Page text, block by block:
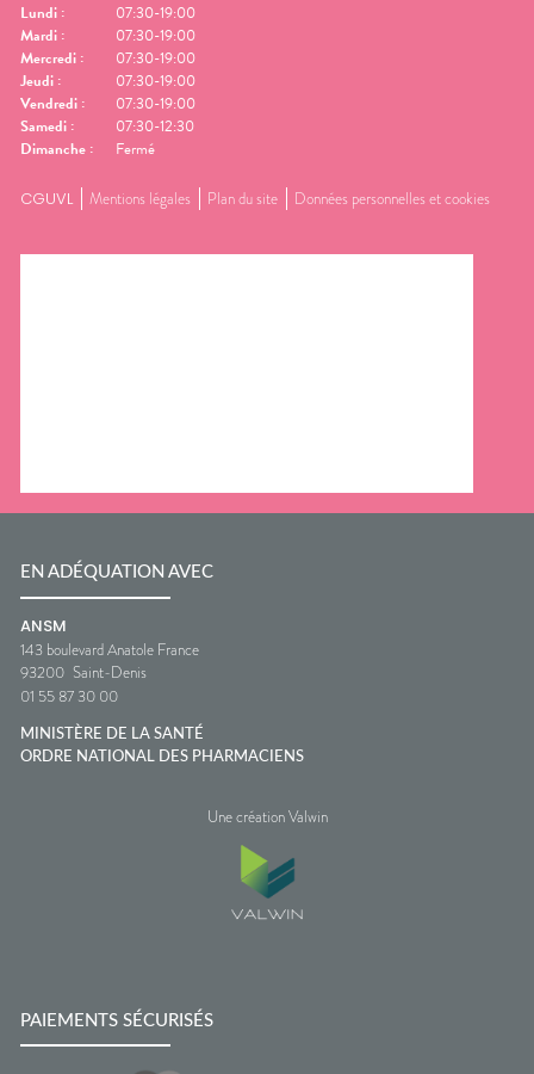
Lundi :
07:30-19:00
Mardi :
07:30-19:00
Mercredi :
07:30-19:00
Jeudi :
07:30-19:00
Vendredi :
07:30-19:00
Samedi :
07:30-12:30
Dimanche : Fermé
CGUVL Mentions légales Plan du site Données personnelles et cookies
EN ADÉQUATION AVEC
ANSM
143 boulevard Anatole France
93200 Saint-Denis
01 55 87 30 00
MINISTÈRE DE LA SANTÉ
ORDRE NATIONAL DES PHARMACIENS
Une création Valwin
PAIEMENTS SÉCURISÉS